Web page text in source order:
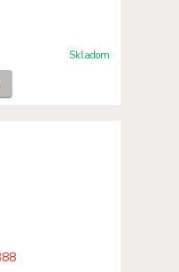
Skladom